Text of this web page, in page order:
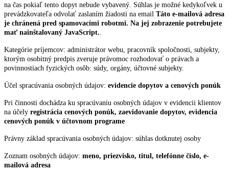
na čas pokiaľ tento dopyt nebude vybavený. Súhlas je možné kedykoľvek u
prevádzkovateľa odvolať zaslaním žiadosti na email Táto e-mailová adresa
je chránená pred spamovacími robotmi. Na jej zobrazenie potrebujete
mať nainštalovaný JavaScript.
Kategórie príjemcov: administrátor webu, pracovník spoločnosti, subjekty,
ktorým osobitný predpis zveruje právomoc rozhodovať o právach a
povinnostiach fyzických osôb: súdy, orgány, účtovné subjekty.
Účel spracúvania osobných údajov: evidencie dopytov a cenových ponúk
Pri činnosti dochádza ku spracúvaniu osobných údajov v evidencii klientov
na účely registrácia cenových ponúk, zaevidovanie dopytov, evidencia
cenových ponúk v účtovnom programe
Právny základ spracúvania osobných údajov: súhlas dotknutej osoby
Zoznam osobných údajov: meno, priezvisko, titul, telefónne číslo, e-
mailová adresa